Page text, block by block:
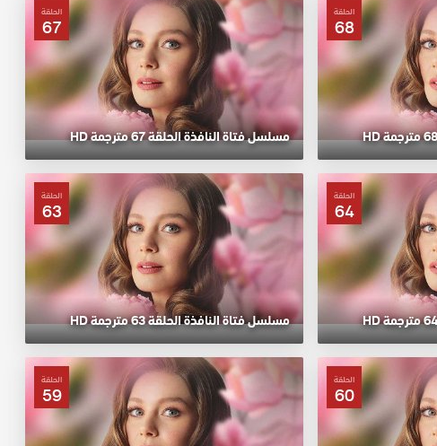
الحلقة
68
الحلقة
67
مسلسل فتاة النافذة الحلقة 67 مترجمة HD
الحلقة
64
الحلقة
63
مسلسل فتاة النافذة الحلقة 63 مترجمة HD
الحلقة
60
الحلقة
59